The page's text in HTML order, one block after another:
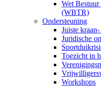
Wet Bestuur
(WBTR)
Ondersteuning
Juiste
Juridische
Toezicht in
Workshops